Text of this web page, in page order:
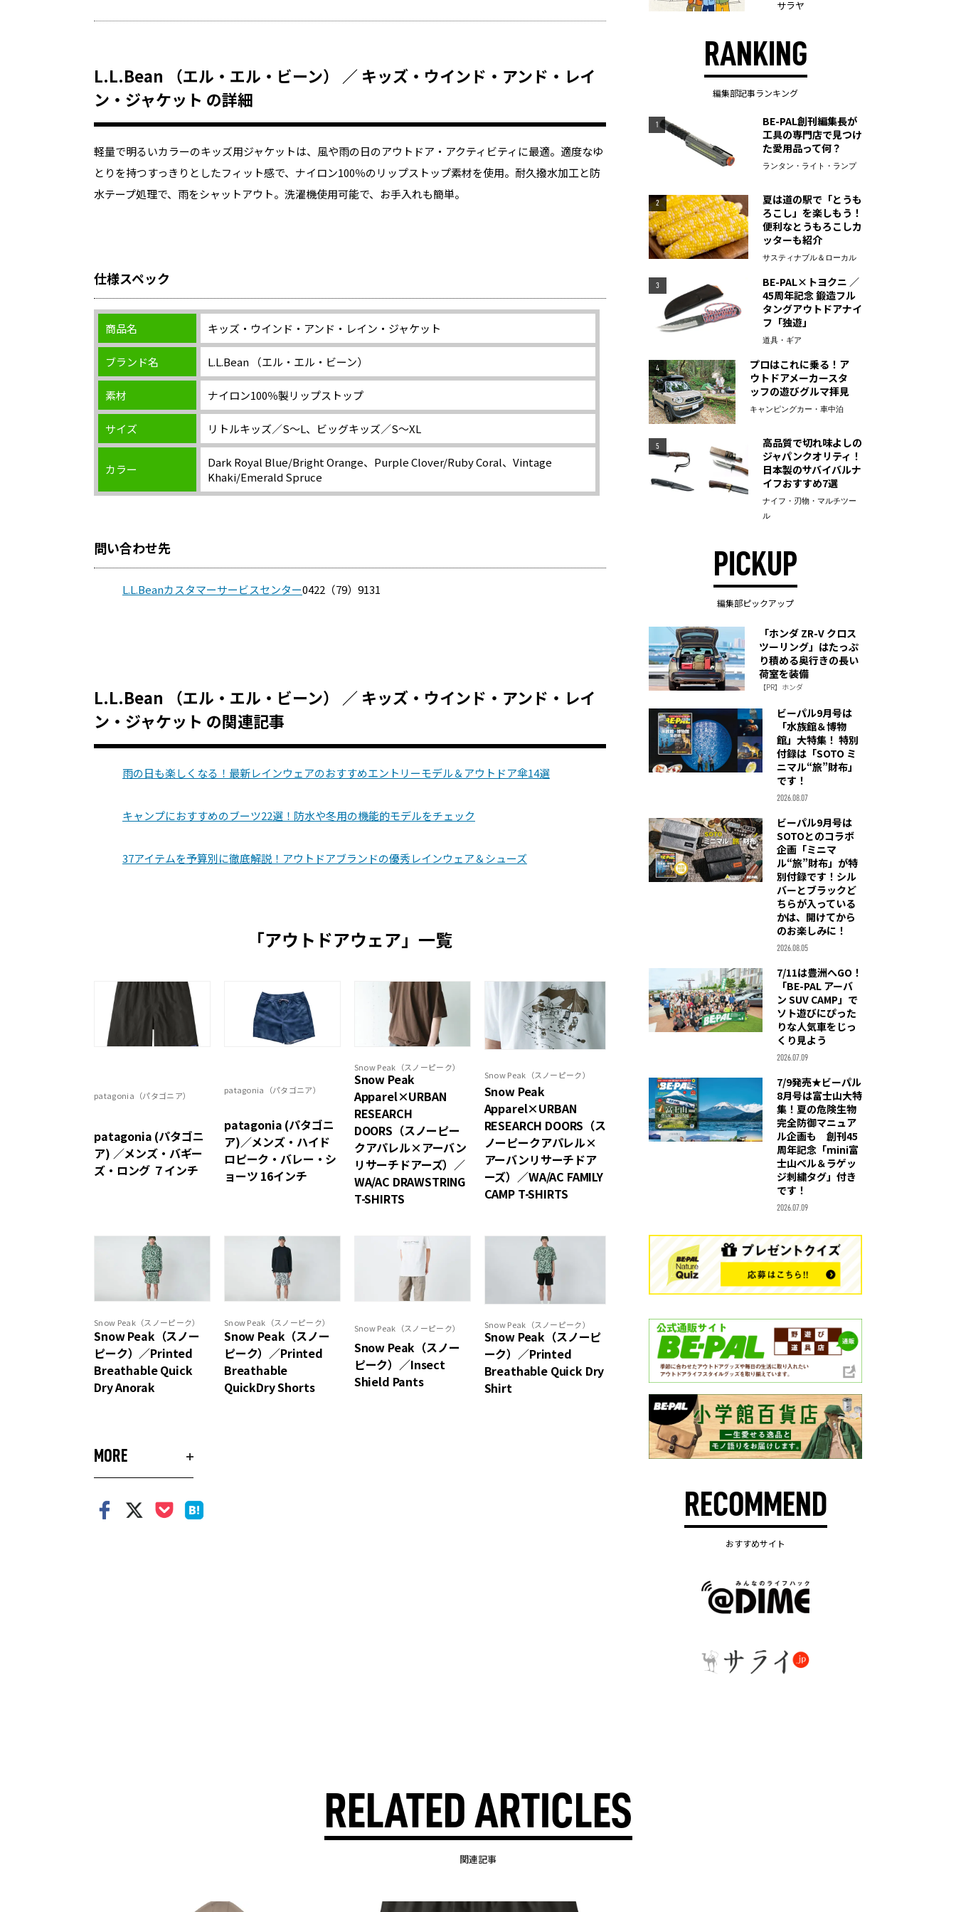
L.L.Bean （エル・エル・ビーン） ／ キッズ・ウインド・アンド・レイ
ン・ジャケット の詳細
軽量で明るいカラーのキッズ用ジャケットは、風や雨の日のアウトドア・アクティビティに最適。適度なゆ
とりを持つすっきりとしたフィット感で、ナイロン100％のリップストップ素材を使用。耐久撥水加工と防
水テープ処理で、雨をシャットアウト。洗濯機使用可能で、お手入れも簡単。
仕様スペック
商品名 キッズ・ウインド・アンド・レイン・ジャケット
ブランド名 L.L.Bean （エル・エル・ビーン）
素材 ナイロン100％製リップストップ
サイズ リトルキッズ／S～L、ビッグキッズ／S～XL
カラー
Dark Royal Blue/Bright Orange、Purple Clover/Ruby Coral、Vintage
Khaki/Emerald Spruce
問い合わせ先
L.L.Beanカスタマーサービスセンター0422（79）9131
L.L.Bean （エル・エル・ビーン） ／ キッズ・ウインド・アンド・レイ
ン・ジャケット の関連記事
雨の日も楽しくなる！最新レインウェアのおすすめエントリーモデル＆アウトドア傘14選
キャンプにおすすめのブーツ22選！防水や冬用の機能的モデルをチェック
37アイテムを予算別に徹底解説！アウトドアブランドの優秀レインウェア＆シューズ
「アウトドアウェア」一覧
patagonia（パタゴニア）
patagonia (パタゴニ
ア) ／メンズ・バギー
ズ・ロング ７インチ
patagonia（パタゴニア）
patagonia (パタゴニ
ア)／メンズ・ハイド
ロピーク・バレー・シ
ョーツ 16インチ
Snow Peak（スノーピーク）
Snow Peak
Apparel×URBAN
RESEARCH
DOORS（スノーピー
クアパレル×アーバン
リサーチドアーズ）／
WA/AC DRAWSTRING
T-SHIRTS
Snow Peak（スノーピーク）
Snow Peak
Apparel×URBAN
RESEARCH DOORS（ス
ノーピークアパレル×
アーバンリサーチドア
ーズ）／WA/AC FAMILY
CAMP T-SHIRTS
Snow Peak（スノーピーク）
Snow Peak（スノー
ピーク）／Printed
Breathable Quick
Dry Anorak
Snow Peak（スノーピーク）
Snow Peak（スノー
ピーク）／Printed
Breathable
QuickDry Shorts
Snow Peak（スノーピーク）
Snow Peak（スノー
ピーク）／Insect
Shield Pants
Snow Peak（スノーピーク）
Snow Peak（スノーピ
ーク）／Printed
Breathable Quick Dry
Shirt
MORE
サラヤ
RANKING
編集部記事ランキング
1
BE-PAL創刊編集長が
工具の専門店で見つけ
た愛用品って何？
ランタン・ライト・ランプ
2
夏は道の駅で「とうも
ろこし」を楽しもう！
便利なとうもろこしカ
ッターも紹介
サスティナブル＆ローカル
3
BE-PAL×トヨクニ ／
45周年記念 鍛造フル
タングアウトドアナイ
フ「独遊」
道具・ギア
4
プロはこれに乗る！ア
ウトドアメーカースタ
ッフの遊びグルマ拝見
キャンピングカー・車中泊
5
高品質で切れ味よしの
ジャパンクオリティ！
日本製のサバイバルナ
イフおすすめ7選
ナイフ・刃物・マルチツー
ル
PICKUP
編集部ピックアップ
「ホンダ ZR-V クロス
ツーリング」はたっぷ
り積める奥行きの長い
荷室を装備
【PR】ホンダ
ビーパル9月号は
「水族館＆博物
館」大特集！ 特別
付録は「SOTO ミ
ニマル“旅”財布」
です！
2026.08.07
ビーパル9月号は
SOTOとのコラボ
企画「ミニマ
ル“旅”財布」が特
別付録です！シル
バーとブラックど
ちらが入っている
かは、開けてから
のお楽しみに！
2026.08.05
7/11は豊洲へGO！
「BE-PAL アーバ
ン SUV CAMP」で
ソト遊びにぴった
りな人気車をじっ
くり見よう
2026.07.09
7/9発売★ビーパル
8月号は富士山大特
集！夏の危険生物
完全防御マニュア
ル企画も 創刊45
周年記念「mini富
士山ベル＆ラゲッ
ジ刺繍タグ」付き
です！
2026.07.09
RECOMMEND
おすすめサイト
RELATED ARTICLES
関連記事